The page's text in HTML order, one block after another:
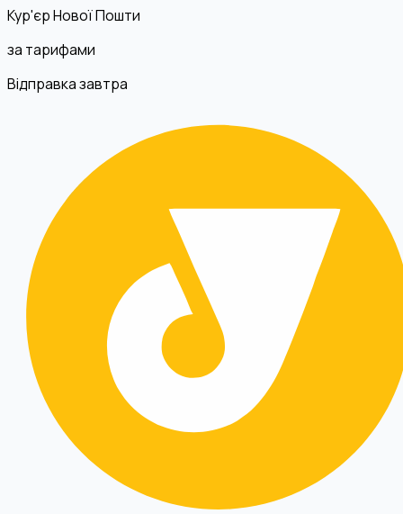
Кур'єр Нової Пошти
за тарифами
Відправка завтра